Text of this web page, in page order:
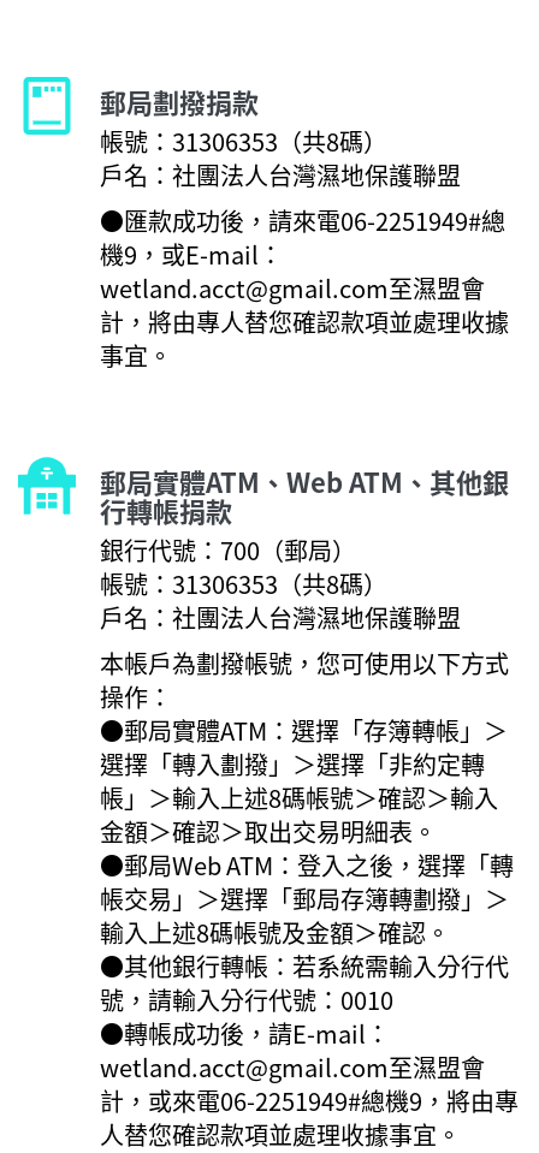
郵局劃撥捐款
帳號：31306353（共8碼）
戶名：社團法人台灣濕地保護聯盟
●匯款成功後，請來電06-2251949#總
機9，或E-mail：
wetland.acct@gmail.com至濕盟會
計，將由專人替您確認款項並處理收據
事宜。
郵局實體ATM、Web ATM、其他銀
行轉帳捐款
銀行代號：700（郵局）
帳號：31306353（共8碼）
戶名：社團法人台灣濕地保護聯盟
本帳戶為劃撥帳號，您可使用以下方式
操作：
●郵局實體ATM：選擇「存簿轉帳」＞
選擇「轉入劃撥」＞選擇「非約定轉
帳」＞輸入上述8碼帳號＞確認＞輸入
金額＞確認＞取出交易明細表。
●郵局Web ATM：登入之後，選擇「轉
帳交易」＞選擇「郵局存簿轉劃撥」＞
輸入上述8碼帳號及金額＞確認。
●其他銀行轉帳：若系統需輸入分行代
號，請輸入分行代號：0010
●轉帳成功後，請E-mail：
wetland.acct@gmail.com至濕盟會
計，或來電06-2251949#總機9，將由專
人替您確認款項並處理收據事宜。